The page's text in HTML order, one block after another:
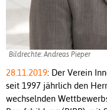
Bildrechte: Andreas Pieper
28.11.2019: Der Verein
seit 1997 jährlich den
wechselnden